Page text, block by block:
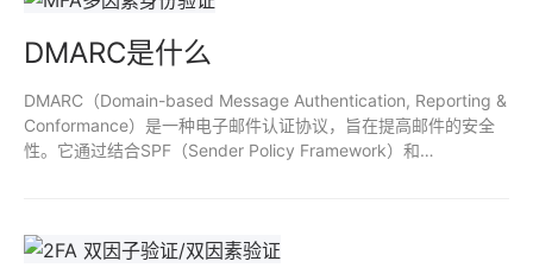
DMARC是什么
DMARC（Domain-based Message Authentication, Reporting &
Conformance）是一种电子邮件认证协议，旨在提高邮件的安全
性。它通过结合SPF（Sender Policy Framework）和
诈。